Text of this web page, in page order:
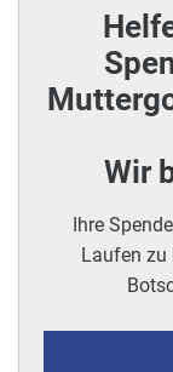
Wir
Ihre
Laufen zu